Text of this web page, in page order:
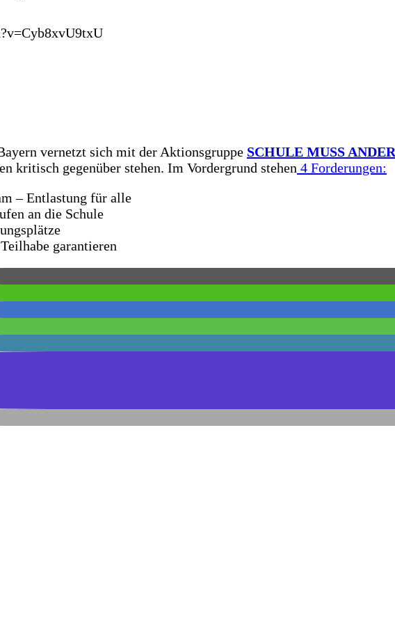
vernetzt sich mit der Aktionsgruppe SCHULE MUSS
kritisch gegenüber stehen. Im Vordergrund stehen 4 Forderungen:
– Entlastung für alle
an die Schule
garantieren